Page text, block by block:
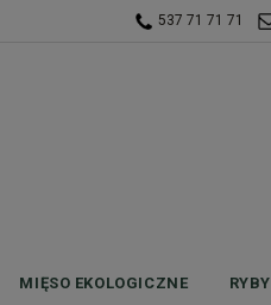
537 71 71 71
MIĘSO EKOLOGICZNE RYBY